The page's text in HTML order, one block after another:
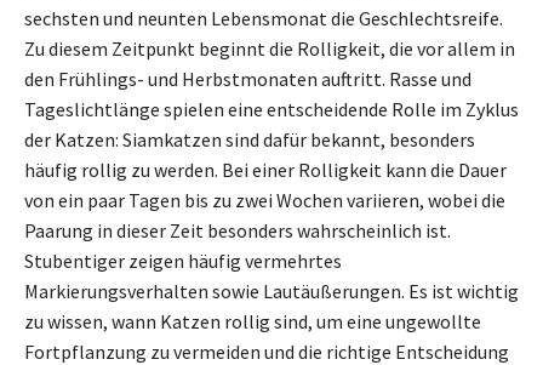
sechsten und neunten Lebensmonat die Geschlechtsreife.
Zu diesem Zeitpunkt beginnt die Rolligkeit, die vor allem in
den Frühlings- und Herbstmonaten auftritt. Rasse und
Tageslichtlänge spielen eine entscheidende Rolle im Zyklus
der Katzen: Siamkatzen sind dafür bekannt, besonders
häufig rollig zu werden. Bei einer Rolligkeit kann die Dauer
von ein paar Tagen bis zu zwei Wochen variieren, wobei die
Paarung in dieser Zeit besonders wahrscheinlich ist.
Stubentiger zeigen häufig vermehrtes
Markierungsverhalten sowie Lautäußerungen. Es ist wichtig
zu wissen, wann Katzen rollig sind, um eine ungewollte
Fortpflanzung zu vermeiden und die richtige Entscheidung